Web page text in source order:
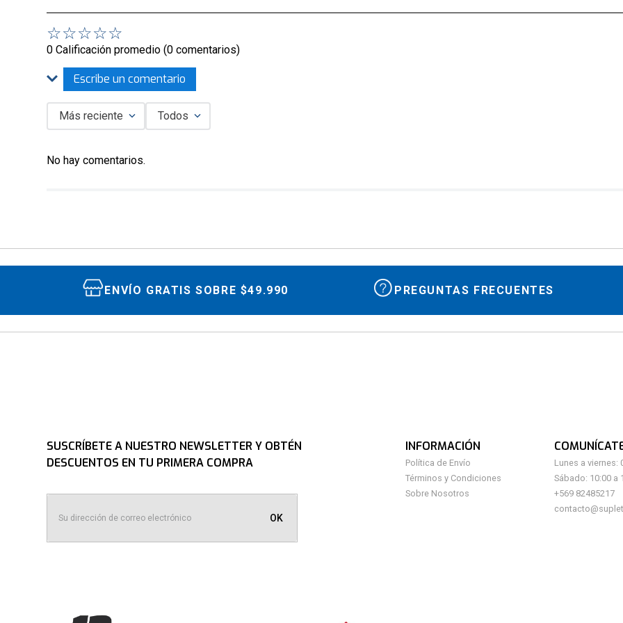
☆☆☆☆☆
0 Calificación promedio (0 comentarios)
Escribe un comentario
Título
★★★★★
Tu nombre
Más reciente Todos
No hay comentarios.
ENVÍO GRATIS SOBRE $49.990 PREGUNTAS FRECUENTES
SUSCRÍBETE A NUESTRO NEWSLETTER Y OBTÉN
DESCUENTOS EN TU PRIMERA COMPRA
OK
INFORMACIÓN
Política de Envío
Términos y Condiciones
Sobre Nosotros
Lunes a viernes:
Sábado: 10:00 a
+569 82485217